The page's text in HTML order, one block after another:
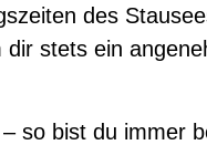
des
stets ein
so bist du immer